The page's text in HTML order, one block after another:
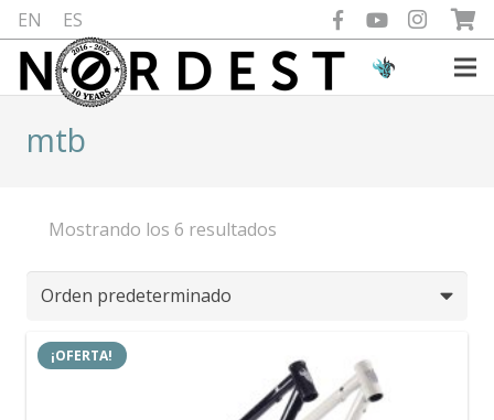
EN ES
mtb
Mostrando los 6 resultados
¡OFERTA!